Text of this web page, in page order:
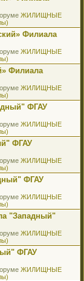
ЖИЛИЩНЫЕ
Филиала
ЖИЛИЩНЫЕ
Филиала
ЖИЛИЩНЫЕ
ФГАУ
ЖИЛИЩНЫЕ
ФГАУ
ЖИЛИЩНЫЕ
ФГАУ
ЖИЛИЩНЫЕ
"Западный"
ЖИЛИЩНЫЕ
ФГАУ
ЖИЛИЩНЫЕ